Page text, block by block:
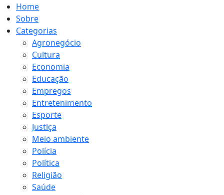
Home
Sobre
Categorias
Agronegócio
Cultura
Economia
Educação
Empregos
Entretenimento
Esporte
Justiça
Meio ambiente
Polícia
Política
Religião
Saúde